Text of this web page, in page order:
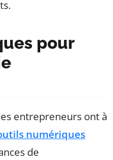
pour
entrepreneurs ont à
numériques
de